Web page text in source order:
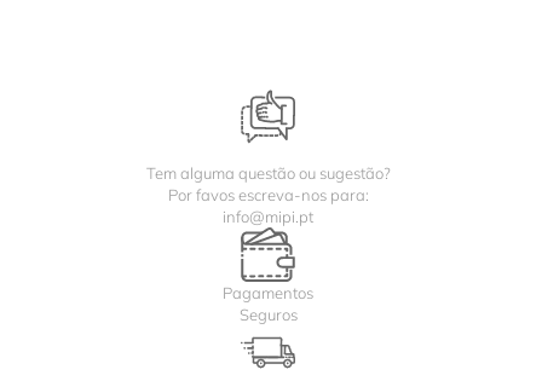
Tem alguma questão ou sugestão?
Por favos escreva-nos para:
info@mipi.pt
Pagamentos
Seguros